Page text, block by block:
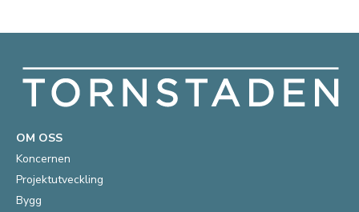
OM OSS
Koncernen
Projektutveckling
Bygg